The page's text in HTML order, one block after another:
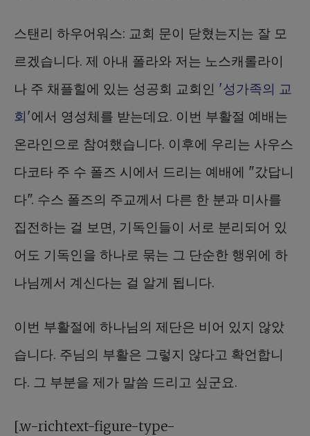
스탠리 하우어워스: 교회 문이 닫혔는지는 잘 모
르겠습니다. 제 아내 폴라와 저는 노스캐롤라이
나 주 채플힐에 있는 성공회 교회인 '성가족의 교
회'에서 영성체를 받는데요. 이번 부활절 예배는
온라인으로 참여했습니다. 이후에 우리는 사우스
다코타 주 수 폴즈 시에서 드리는 예배에 "갔답니
다". 수스 폴즈의 주교께서 다른 한 분과 미사를
집전하는 걸 보면, 기독인들이 서로 분리되어 있
어도 기독인을 하나로 묶는 그 단순한 행위에 하
나님께서 계신다는 걸 알게 됩니다.
이번 부활절에 하나님의 제단은 비어 있지 않았
습니다. 주님의 부활은 그렇지 않다고 확언합니
다. 그 부분을 제가 말씀 드리고 싶군요.
[.w-richtext-figure-type-